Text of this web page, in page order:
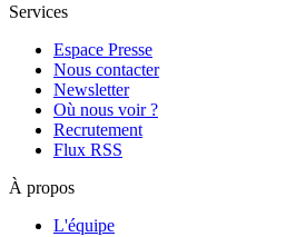
Services
Espace Presse
Nous contacter
Newsletter
Où nous voir ?
Recrutement
Flux RSS
À propos
L'équipe